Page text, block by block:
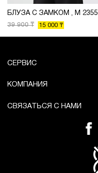
БЛУЗА С ЗАМКОМ , М 2355
39 900 ₸
15 000 ₸
СЕРВИС
КОМПАНИЯ
СВЯЗАТЬСЯ С НАМИ